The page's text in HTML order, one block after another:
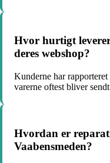
Hvor hurtigt
deres webshop?
Kunderne har
varerne oftest bliver
Hvordan er
Vaabensmeden?